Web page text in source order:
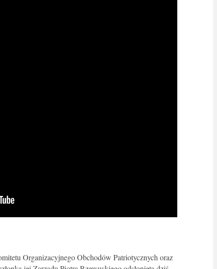
Organizacyjnego Obchodów Patriotycznych oraz